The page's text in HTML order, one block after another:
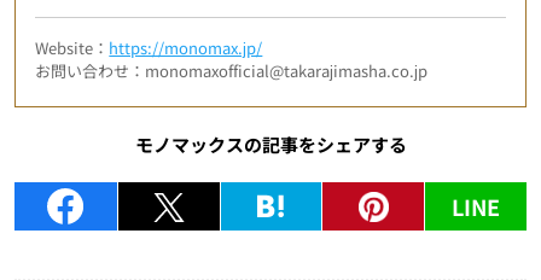
Website： https://monomax.jp/
お問い合わせ：monomaxofficial@takarajimasha.co.jp
モノマックスの記事をシェアする
LINE